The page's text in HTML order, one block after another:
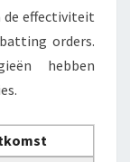
effectiviteit
orders.
hebben